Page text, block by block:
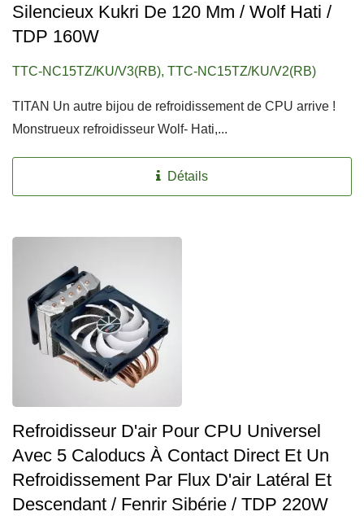
Silencieux Kukri De 120 Mm / Wolf Hati /
TDP 160W
TTC-NC15TZ/KU/V3(RB), TTC-NC15TZ/KU/V2(RB)
TITAN Un autre bijou de refroidissement de CPU arrive !
Monstrueux refroidisseur Wolf- Hati,...
Détails
Refroidisseur D'air Pour CPU Universel
Avec 5 Caloducs À Contact Direct Et Un
Refroidissement Par Flux D'air Latéral Et
Descendant / Fenrir Sibérie / TDP 220W